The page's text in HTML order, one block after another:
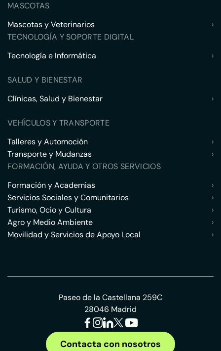
MASCOTAS
Mascotas y Veterinarios
›
TECNOLOGÍA Y SOPORTE DIGITAL
Tecnología e Informática
›
SALUD Y BIENESTAR
Clínicas, Salud y Bienestar
›
VEHÍCULOS Y TRANSPORTE
Talleres y Automoción
›
Transporte y Mudanzas
›
FORMACIÓN, AYUDA Y OTROS SERVICIOS
Formación y Academias
›
Servicios Sociales y Comunitarios
›
Turismo, Ocio y Cultura
›
Agro y Medio Ambiente
›
Movilidad y Servicios de Apoyo Local
›
Paseo de la Castellana 259C
28046 Madrid
Contacta con nosotros